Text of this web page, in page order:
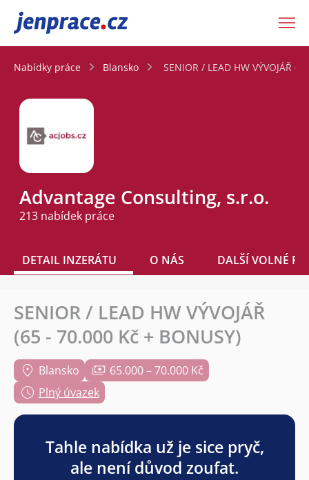
JenPráce.cz
Nabídky práce Blansko SENIOR / LEAD HW VÝVOJÁŘ
Advantage Consulting, s.r.o.
213 nabídek práce
DETAIL INZERÁTU O NÁS DALŠÍ VOLNÉ
SENIOR / LEAD HW VÝVOJÁŘ
(65 - 70.000 Kč + BONUSY)
Blansko
65.000 – 70.000 Kč
Plný úvazek
Tahle nabídka už je sice pryč,
ale není důvod zoufat.